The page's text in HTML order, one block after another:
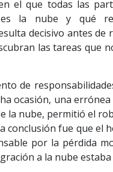
el que todas las
es la nube y qué
decisivo antes de
las tareas que
de
ocasión, una
la nube, permitió el
conclusión fue que
por la pérdida
a la nube